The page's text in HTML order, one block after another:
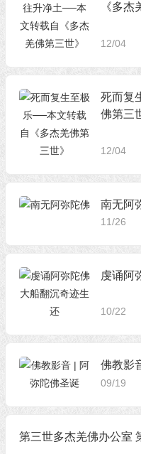
《多杰
12/04
死而复
佛第三
12/04
南无阿
11/26
10/22
佛教影
09/19
第三世多杰羌佛办公室